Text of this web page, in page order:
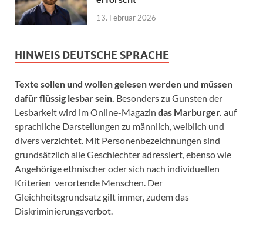
13. Februar 2026
HINWEIS DEUTSCHE SPRACHE
Texte sollen und wollen gelesen werden und müssen
dafür flüssig lesbar sein. Besonders zu Gunsten der
Lesbarkeit wird im Online-Magazin das Marburger. auf
sprachliche Darstellungen zu männlich, weiblich und
divers verzichtet. Mit Personenbezeichnungen sind
grundsätzlich alle Geschlechter adressiert, ebenso wie
Angehörige ethnischer oder sich nach individuellen
Kriterien verortende Menschen. Der
Gleichheitsgrundsatz gilt immer, zudem das
Diskriminierungsverbot.